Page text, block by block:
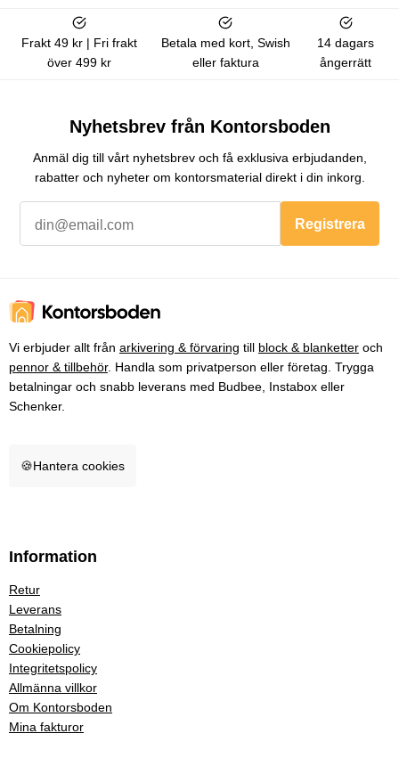
Frakt 49 kr | Fri frakt
över 499 kr
Betala med kort, Swish
eller faktura
14 dagars
ångerrätt
Nyhetsbrev från Kontorsboden
Anmäl dig till vårt nyhetsbrev och få exklusiva erbjudanden,
rabatter och nyheter om kontorsmaterial direkt i din inkorg.
Registrera
Vi erbjuder allt från arkivering & förvaring till block & blanketter och
pennor & tillbehör. Handla som privatperson eller företag. Trygga
betalningar och snabb leverans med Budbee, Instabox eller
Schenker.
🍪Hantera cookies
Information
Retur
Leverans
Betalning
Cookiepolicy
Integritetspolicy
Allmänna villkor
Om Kontorsboden
Mina fakturor